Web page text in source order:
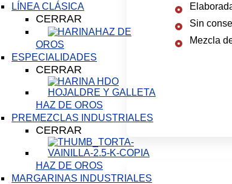
LÍNEA CLÁSICA
CERRAR
HAZ DE
OROS
ESPECIALIDADES
CERRAR
HAZ DE OROS
PREMEZCLAS INDUSTRIALES
CERRAR
HAZ DE OROS
MARGARINAS INDUSTRIALES
Sin
Mezcla